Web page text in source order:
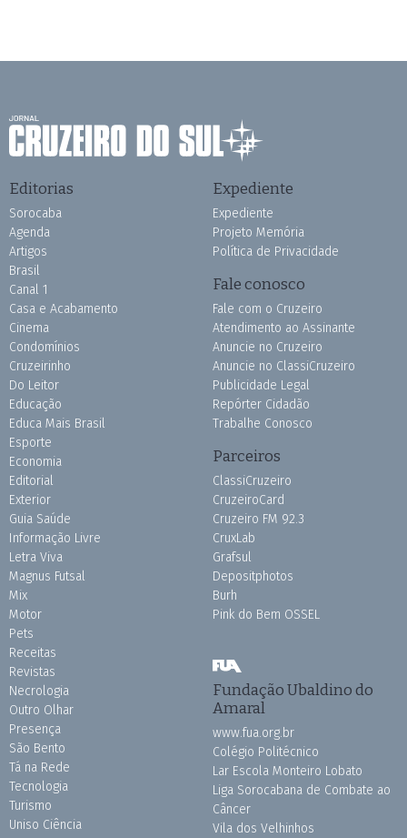
Editorias
Sorocaba
Agenda
Artigos
Brasil
Canal 1
Casa e Acabamento
Cinema
Condomínios
Cruzeirinho
Do Leitor
Educação
Educa Mais Brasil
Esporte
Economia
Editorial
Exterior
Guia Saúde
Informação Livre
Letra Viva
Magnus Futsal
Mix
Motor
Pets
Receitas
Revistas
Necrologia
Outro Olhar
Presença
São Bento
Tá na Rede
Tecnologia
Turismo
Uniso Ciência
Expediente
Expediente
Projeto Memória
Política de Privacidade
Fale conosco
Fale com o Cruzeiro
Atendimento ao Assinante
Anuncie no Cruzeiro
Anuncie no ClassiCruzeiro
Publicidade Legal
Repórter Cidadão
Trabalhe Conosco
Parceiros
ClassiCruzeiro
CruzeiroCard
Cruzeiro FM 92.3
CruxLab
Grafsul
Depositphotos
Burh
Pink do Bem OSSEL
Fundação Ubaldino do
Amaral
www.fua.org.br
Colégio Politécnico
Lar Escola Monteiro Lobato
Liga Sorocabana de Combate ao
Câncer
Vila dos Velhinhos